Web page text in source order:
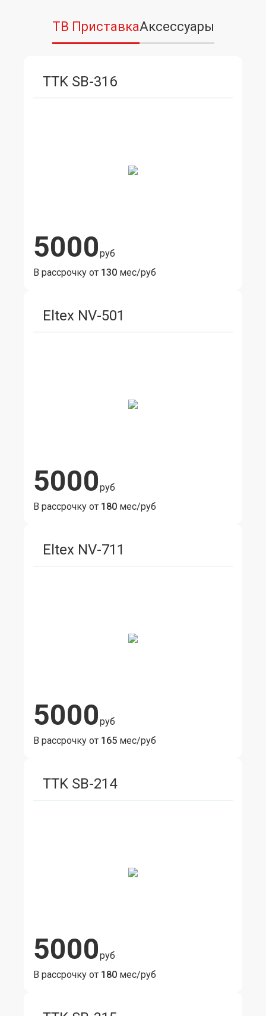
ТВ ПриставкаАксессуары
TTK SB-316
5000руб
В рассрочку от 130 мес/руб
Eltex NV-501
5000руб
В рассрочку от 180 мес/руб
Eltex NV-711
5000руб
В рассрочку от 165 мес/руб
TTK SB-214
5000руб
В рассрочку от 180 мес/руб